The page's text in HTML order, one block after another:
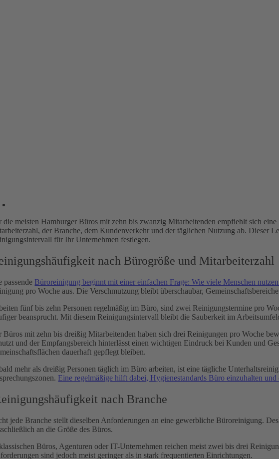
die meisten Hamburger Büros mit zehn bis zwanzig Mitarbeitenden empfiehlt sich
der Branche, dem Kundenverkehr und der täglichen Nutzung ab. Dieser
für Ihr Unternehmen festlegen.
nach Bürogröße und Mitarbeiterzahl
passende Büroreinigung beginnt mit einer einfachen Frage: Wie viele Menschen
pro Woche aus. Die Verschmutzung bleibt überschaubar,
fünf bis zehn Personen regelmäßig im Büro, sind zwei Reinigungstermine pro
beansprucht. Mit diesem Reinigungsintervall bleibt die Sauberkeit im
Büros mit zehn bis dreißig Mitarbeitenden haben sich drei Reinigungen pro Woche
und der Empfangsbereich hinterlässt einen wichtigen Eindruck bei Kunden und
dauerhaft gepflegt bleiben.
mehr als dreißig Personen täglich im Büro arbeiten, ist eine tägliche
Eine regelmäßige hilft dabei, Hygienestandards Büro einzuhalten und
nach Branche
jede Branche stellt dieselben Anforderungen an eine gewerbliche Büroreinigung.
an die Größe des Büros.
Büros, Agenturen oder IT-Unternehmen reichen meist zwei bis drei
sind jedoch meist geringer als in stark frequentierten Einrichtungen.